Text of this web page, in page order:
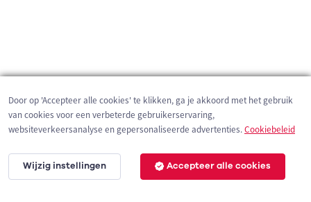
1 km
Door op 'Accepteer alle cookies' te klikken, ga je akkoord met het gebruik
van cookies voor een verbeterde gebruikerservaring,
websiteverkeersanalyse en gepersonaliseerde advertenties.Cookiebeleid
Wijzig instellingen Accepteer alle cookies